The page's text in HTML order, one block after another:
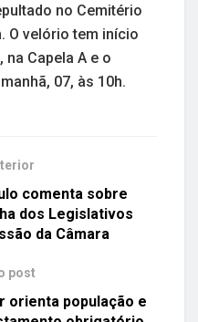
no Cemitério
O velório tem início
Capela A e o
07, às 10h.
comenta sobre
dos Legislativos
da Câmara
post
orienta população e